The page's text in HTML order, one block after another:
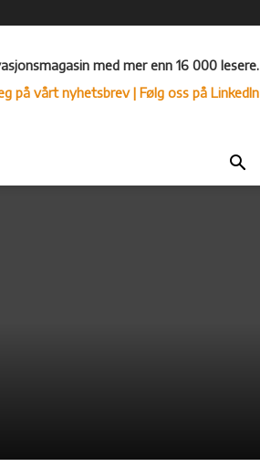
med mer enn 16 000 lesere.
på vårt nyhetsbrev| Følg oss på LinkedIn